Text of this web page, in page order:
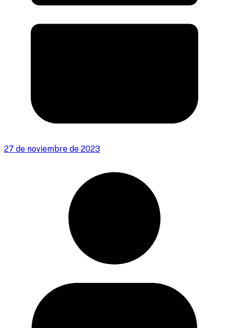
27 de noviembre de 2023